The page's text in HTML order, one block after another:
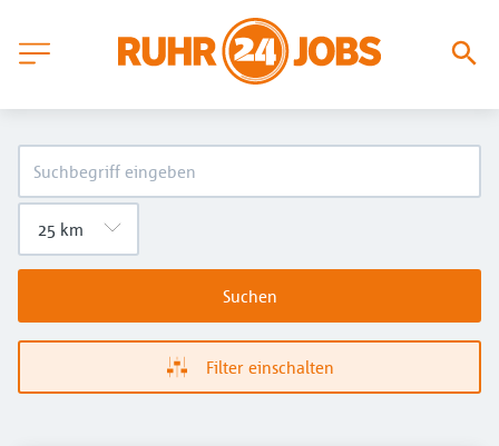
Suchen
Filter einschalten